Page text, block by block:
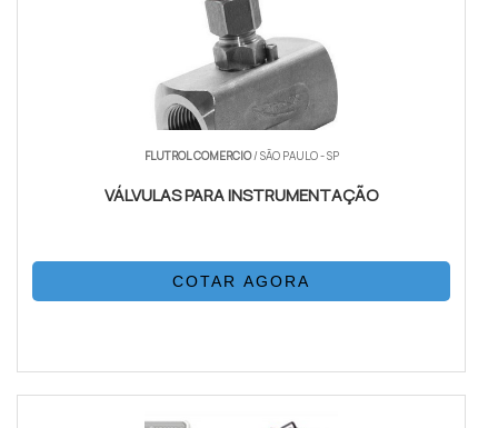
FLUTROL COMERCIO/ SÃO PAULO - SP
VÁLVULAS PARA INSTRUMENTAÇÃO
COTAR AGORA